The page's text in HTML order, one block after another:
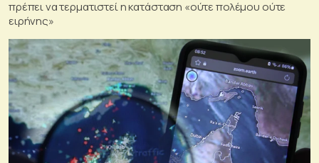
πρέπει να τερματιστεί η κατάσταση «ούτε πολέμου ούτε
ειρήνης»